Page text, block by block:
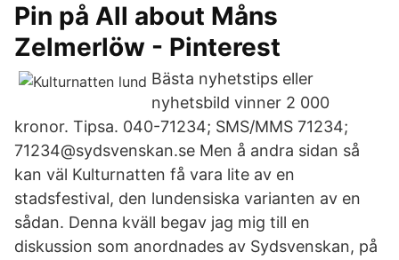
Pin på All about Måns
Zelmerlöw - Pinterest
Bästa nyhetstips eller
nyhetsbild vinner 2 000
kronor. Tipsa. 040-71234; SMS/MMS 71234;
71234@sydsvenskan.se Men å andra sidan så
kan väl Kulturnatten få vara lite av en
stadsfestival, den lundensiska varianten av en
sådan. Denna kväll begav jag mig till en
diskussion som anordnades av Sydsvenskan, på